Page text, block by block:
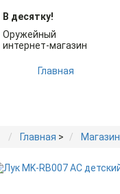
В десятку!
Оружейный
интернет-магазин
Главная
Главная > Магазин